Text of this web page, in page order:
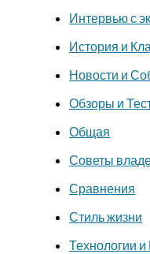
Интервью с
История и
Новости и
Обзоры и
Общая
Советы
Сравнения
Стиль жизни
Технологии